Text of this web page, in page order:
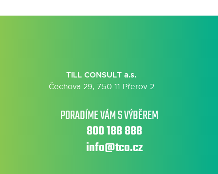
TILL CONSULT a.s.
Čechova 29, 750 11 Přerov 2
PORADÍME VÁM S VÝBĚREM
800 188 888
info@tco.cz